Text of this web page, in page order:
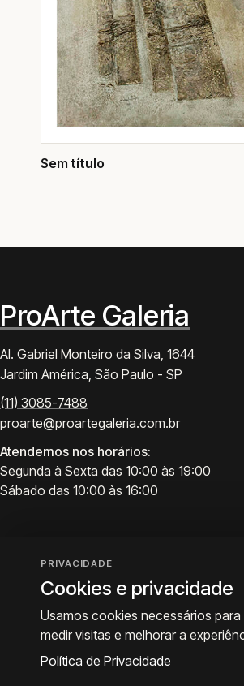
Sem título
ProArte Galeria
Al. Gabriel Monteiro da Silva, 1644
Jardim América, São Paulo - SP
(11) 3085-7488
proarte@proartegaleria.com.br
Atendemos nos horários:
Segunda à Sexta das 10:00 às 19:00
Sábado das 10:00 às 16:00
PRIVACIDADE
Cookies e privacidade
Usamos cookies necessários
medir visitas e melhorar a
Política de Privacidade